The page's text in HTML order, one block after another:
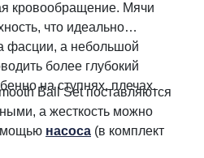
кровообращение. Мячи
что идеально
фасции, а небольшой
более глубокий
на ступнях, плечах,
Ball Set поставляются
а жесткость можно
насоса (в комплект